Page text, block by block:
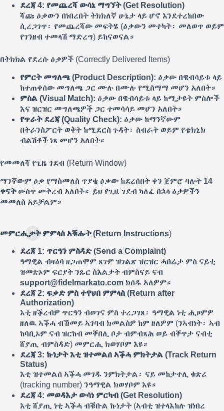
ደረጃ 4: የመጨረሻ ውሳኔ ማግኘት (Get Resolution)
ሻጩ ዕቃውን በነበረበት ትክክለኛ ሁኔታ ላይ ሆኖ እንደተረከበው
ሲረጋገጥ፡ የመጨረሻው መፍትሄ (ዕቃውን መተካት፡ መለወጥ ወይም
የገንዘብ ተመላሽ ማድረግ) ይከናወናል።
በትክክል የደረሱ ዕቃዎች (Correctly Delivered Items)
የምርት መግለጫ (Product Description): ዕቃው በዌብሳይቱ ላይ
ከተጠቀሰው መግለጫ ጋር ሙሉ በሙሉ የሚስማማ መሆን አለበት።
ምስል (Visual Match): ዕቃው በዌብሳይቱ ላይ ከሚታዩት ምስሎች
እና ዝርዝር መግለጫዎች ጋር ተመሳሳይ መሆን አለበት።
የጥራት ደረጃ (Quality Check): ዕቃው ከማንኛውም
በትራንስፖርት ወቅት ከሚደርስ ጉዳት፣ ስብራት ወይም የቴክኒክ
ብልሽቶች ነጻ መሆን አለበት።
የመመለሻ የጊዜ ገደብ (Return Window)
ማንኛውም ዕቃ የማስመለስ ጥያቄ ዕቃው ከደረሰበት ቀን ጀምሮ ባሉት 14
ቀናትውስጥ መቅረብ አለበት። ይህ የጊዜ ገደብ ካለፈ በኋላ ዕቃዎችን
መመለስ አይቻልም።
መምርሒታት ምምላስ ኣቑሑት (Return Instructions)
ደረጃ 1: ጥርዓን ምስዳድ (Send a Complaint)
ዓማዊል ብዛዕባ ዘጋጠሞም ጸገም ዝገልጽ ዝርዝር ሓበሬታ ምስ ናይቲ
ዝመጽኦም ፍርያት ንጹር ስእልታት ብምስናይ ናብ
support@fidelmarkato.com ክሰዱ ኣለዎም።
ደረጃ 2: ፍቃድ ምስ ተዋህበ ምምላስ (Return after
Authorization)
እቲ ዘቕረብዎ ጥርዓን ብወገና ምስ ተረጋገጸ፡ ዓማዊል ነቲ ሒዞምዎ
ዘለዉ ኣቕሓ ብኸመይ ኣገባብ ክመልስዎ ከም ዘለዎም (ንኣብነት፡ ኣብ
ከባቢኦም ናብ ዝርከብ መቐበሊ ቦታ ብምብጻሕ ወይ ብቐጥታ ናብቲ
ሸያጢ ብምስዳድ) መምርሒ ክወሃቦም እዩ።
ደረጃ 3: ኩነታት እቲ ዝተመልሰ ኣቕሓ ምክትታል (Track Return
Status)
እቲ ዝተመልሰ ኣቕሓ መገዱ ንምክትታል፡ ናይ መከታተሊ ቁጽሪ
(tracking number) ንዓማዊል ክወሃቦም እዩ።
ደረጃ 4: መወዳእታ ውሳነ ምርካብ (Get Resolution)
እቲ ሸያጢ ነቲ ኣቕሓ ብቑቡል ኩነታት (ኣብቲ ዝተላእከሉ ዝነበረ